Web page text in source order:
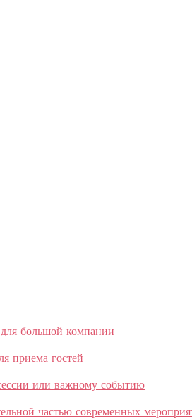
большой компании
приема гостей
или важному событию
частью современных